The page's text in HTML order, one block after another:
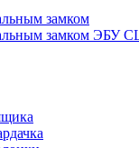
замком
замком ЭБУ